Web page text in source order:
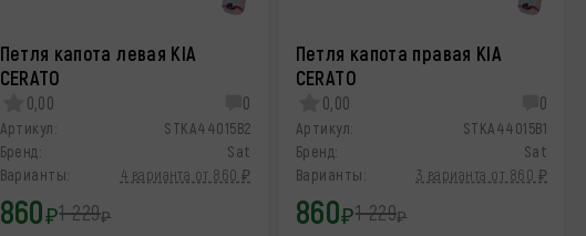
Петля капота левая KIA
CERATO
0,00 0
Артикул:
STKA44015B2
Бренд:
Sat
Варианты:
4 варианта от 860 ₽
860₽1 229₽
Петля капота правая KIA
CERATO
0,00 0
Артикул:
STKA44015B1
Бренд:
Sat
Варианты:
3 варианта от 860 ₽
860₽1 229₽